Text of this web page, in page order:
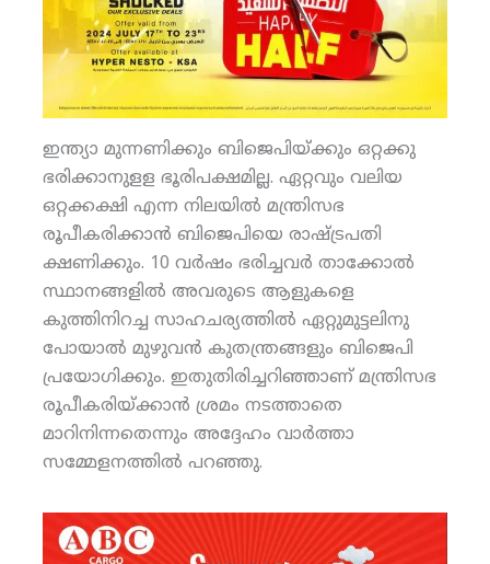
ഇന്ത്യാ മുന്നണിക്കും ബിജെപിയ്ക്കും ഒറ്റക്കു
ഭരിക്കാനുളള ഭൂരിപക്ഷമില്ല. ഏറ്റവും വലിയ
ഒറ്റക്കക്ഷി എന്ന നിലയില്‍ മന്ത്രിസഭ
രൂപീകരിക്കാന്‍ ബിജെപിയെ രാഷ്ട്രപതി
ക്ഷണിക്കും. 10 വര്‍ഷം ഭരിച്ചവര്‍ താക്കോല്‍
സ്ഥാനങ്ങളില്‍ അവരുടെ ആളുകളെ
കുത്തിനിറച്ച സാഹചര്യത്തില്‍ ഏറ്റുമുട്ടലിനു
പോയാല്‍ മുഴുവന്‍ കുതന്ത്രങ്ങളും ബിജെപി
പ്രയോഗിക്കും. ഇതുതിരിച്ചറിഞ്ഞാണ് മന്ത്രിസഭ
രൂപീകരിയ്ക്കാന്‍ ശ്രമം നടത്താതെ
മാറിനിന്നതെന്നും അദ്ദേഹം വാര്‍ത്താ
സമ്മേളനത്തില്‍ പറഞ്ഞു.